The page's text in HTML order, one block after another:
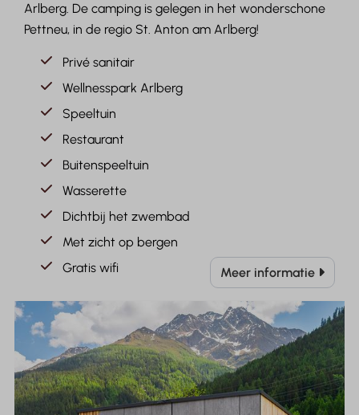
Arlberg. De camping is gelegen in het wonderschone
Pettneu, in de regio St. Anton am Arlberg!
Privé sanitair
Wellnesspark Arlberg
Speeltuin
Restaurant
Buitenspeeltuin
Wasserette
Dichtbij het zwembad
Met zicht op bergen
Gratis wifi
Meer informatie